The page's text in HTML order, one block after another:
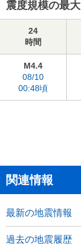
震度規模の最大
24
時間
M4.4
08/10
00:48頃
関連情報
最新の地震情報
過去の地震履歴